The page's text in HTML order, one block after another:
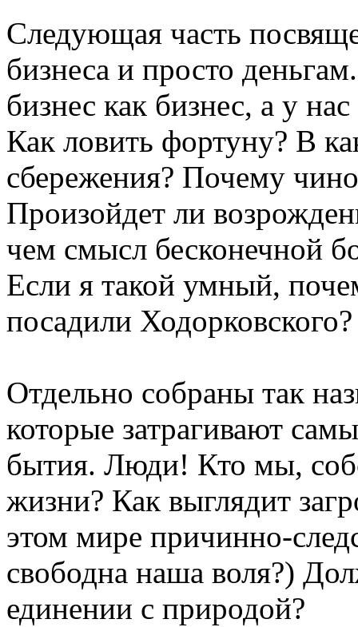
Следующая часть
бизнеса и просто
бизнес как бизнес, а у
Как ловить фортуну? В
сбережения? Почему
Произойдет ли
чем смысл бесконечной
Если я такой умный,
посадили Ходорковского?
Отдельно собраны так
которые затрагивают
бытия. Люди! Кто мы,
жизни? Как выглядит
этом мире причинно-
свободна наша воля?)
единении с природой?